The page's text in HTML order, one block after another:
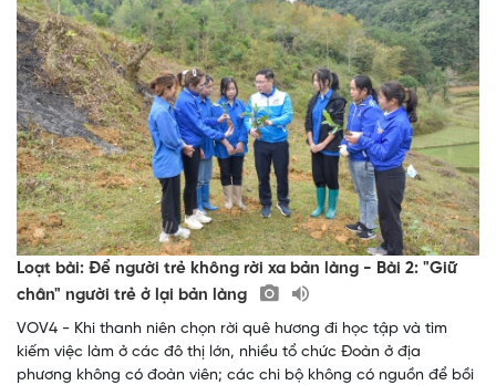
Loạt bài: Để người trẻ không rời xa bản làng - Bài 2: "Giữ
chân" người trẻ ở lại bản làng
VOV4 - Khi thanh niên chọn rời quê hương đi học tập và tìm
kiếm việc làm ở các đô thị lớn, nhiều tổ chức Đoàn ở địa
phương không có đoàn viên; các chi bộ không có nguồn để bồi